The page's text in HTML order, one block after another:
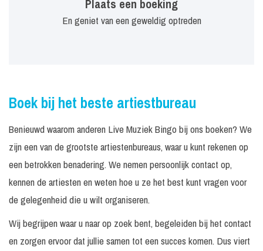
Plaats een boeking
En geniet van een geweldig optreden
Boek bij het beste artiestbureau
Benieuwd waarom anderen Live Muziek Bingo bij ons boeken? We
zijn een van de grootste artiestenbureaus, waar u kunt rekenen op
een betrokken benadering. We nemen persoonlijk contact op,
kennen de artiesten en weten hoe u ze het best kunt vragen voor
de gelegenheid die u wilt organiseren.
Wij begrijpen waar u naar op zoek bent, begeleiden bij het contact
en zorgen ervoor dat jullie samen tot een succes komen. Dus viert